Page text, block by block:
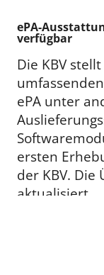
ePA-
verfügbar
Die KBV
ePA unter
ersten
der KBV.
aktualisiert.